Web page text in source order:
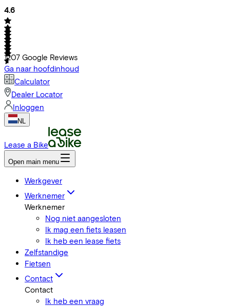
4.6
1207 Google Reviews
Ga naar hoofdinhoud
Calculator
Dealer Locator
Inloggen
NL
Lease a Bike
Open main menu
Werkgever
Werknemer
Werknemer
Nog niet aangesloten
Ik mag een fiets leasen
Ik heb een lease fiets
Zelfstandige
Fietsen
Contact
Contact
Ik heb een vraag